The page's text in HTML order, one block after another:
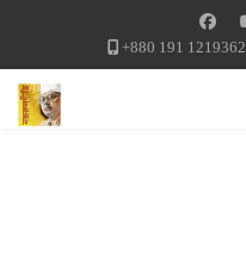
+880 191 1219362